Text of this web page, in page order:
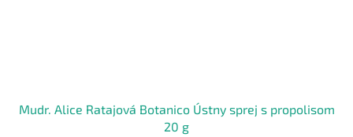
Mudr. Alice Ratajová Botanico Ústny sprej s propolisom
20 g